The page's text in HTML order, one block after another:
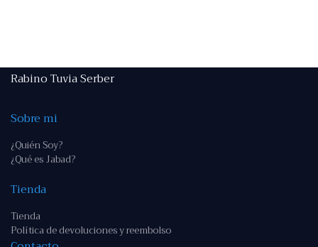
Rabino Tuvia Serber
Sobre mi
¿Quién Soy?
¿Qué es Jabad?
Tienda
Tienda
Política de devoluciones y reembolso